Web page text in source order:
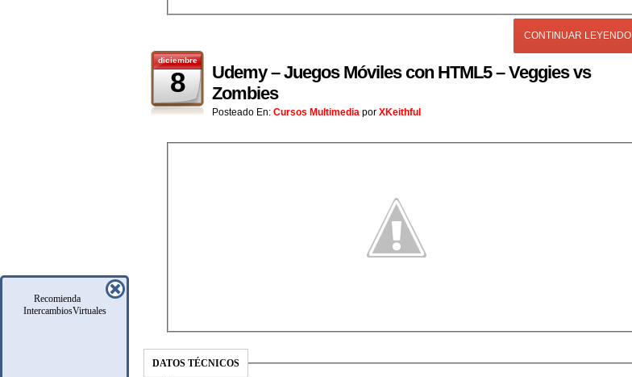
Recomienda
IntercambiosVirtuales
CONTINUAR LEYENDO
diciembre
8
Udemy – Juegos Móviles con HTML5 – Veggies vs
Zombies
Posteado En: Cursos Multimedia por XKeithful
DATOS TÉCNICOS